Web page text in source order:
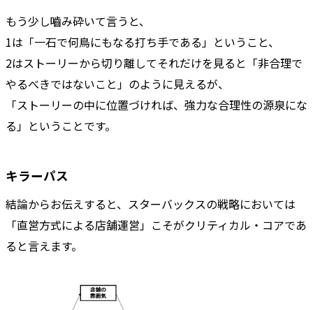
もう少し嚙み砕いて言うと、
1は「一石で何鳥にもなる打ち手である」ということ、
2はストーリーから切り離してそれだけを見ると「非合理で
やるべきではないこと」のように見えるが、
「ストーリーの中に位置づければ、強力な合理性の源泉にな
る」ということです。
キラーパス
結論からお伝えすると、スターバックスの戦略においては
「直営方式による店舗運営」こそがクリティカル・コアであ
ると言えます。